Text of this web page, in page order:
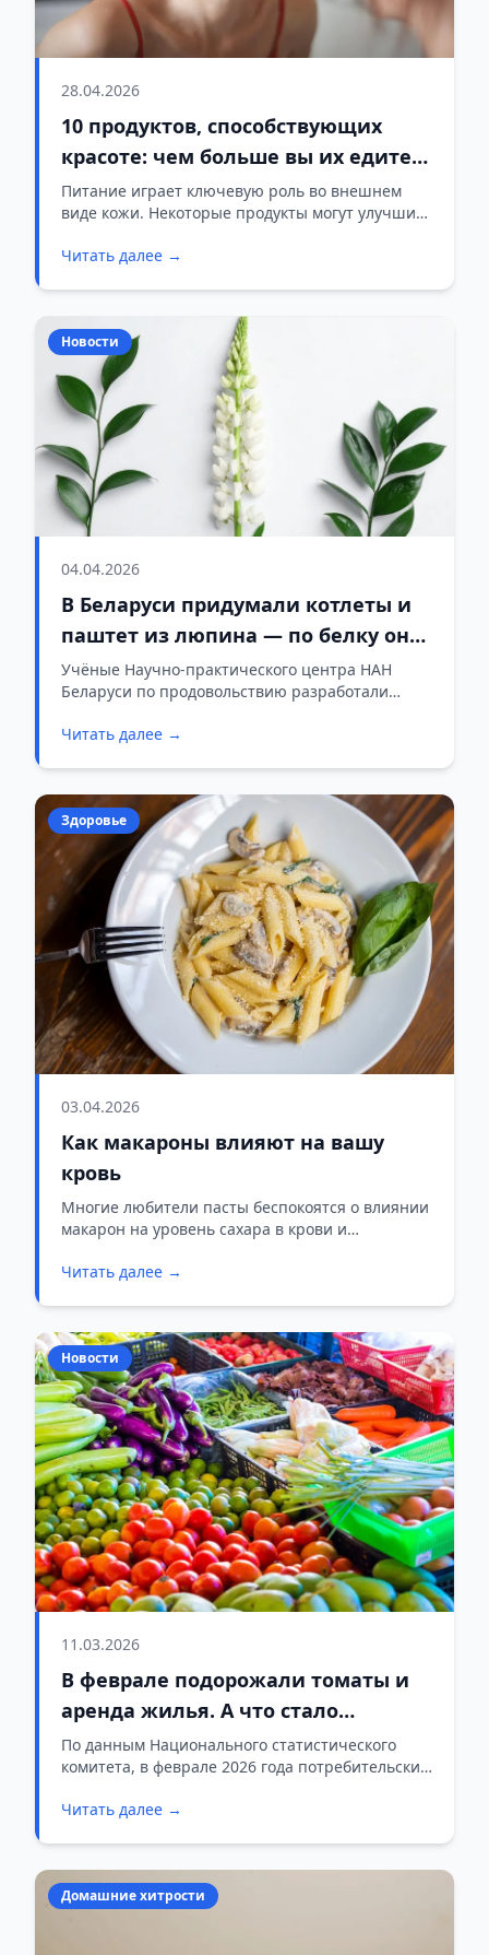
28.04.2026
10 продуктов, способствующих
красоте: чем больше вы их едите,
тем моложе будет выглядеть ваше
лицо, утверждает врач
Питание играет ключевую роль во внешнем
виде кожи. Некоторые продукты могут улучшить
видимые признаки старения. Если дорогая
Читать далее →
Новости
04.04.2026
В Беларуси придумали котлеты и
паштет из люпина — по белку они
не уступают сое
Учёные Научно-практического центра НАН
Беларуси по продовольствию разработали
культуры, которую называют «северной соей».
завтрака.
Читать далее →
Здоровье
03.04.2026
Как макароны влияют на вашу
кровь
Многие любители пасты беспокоятся о влиянии
макарон на уровень сахара в крови и
полностью отказываться от этого продукта не
Читать далее →
Новости
11.03.2026
В феврале подорожали томаты и
аренда жилья. А что стало
дешевле?
По данным Национального статистического
комитета, в феврале 2026 года потребительские
январем.
Читать далее →
Домашние хитрости